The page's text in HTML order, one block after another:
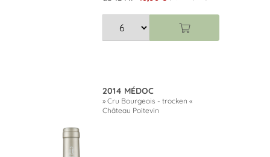
2014 MÉDOC
» Cru Bourgeois - trocken «
Château Poitevin